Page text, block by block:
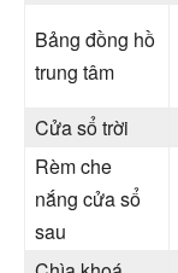
Bảng đồng hồ
trung tâm
Cửa sổ trời
Rèm che
nắng cửa sổ
sau